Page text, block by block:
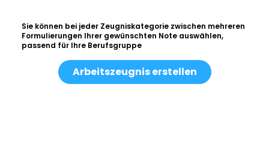
Sie können bei jeder Zeugniskategorie zwischen mehreren
Formulierungen Ihrer gewünschten Note auswählen,
passend für Ihre Berufsgruppe
Arbeitszeugnis erstellen